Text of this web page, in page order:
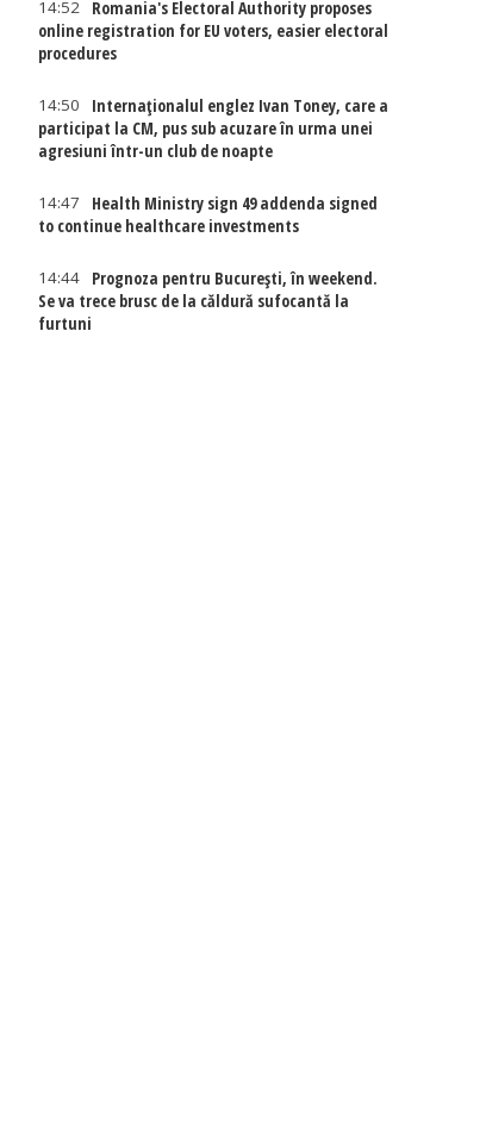
14:52
Romania's Electoral Authority proposes
online registration for EU voters, easier electoral
procedures
14:50
Internaţionalul englez Ivan Toney, care a
participat la CM, pus sub acuzare în urma unei
agresiuni într-un club de noapte
14:47
Health Ministry sign 49 addenda signed
to continue healthcare investments
14:44
Prognoza pentru București, în weekend.
Se va trece brusc de la căldură sufocantă la
furtuni